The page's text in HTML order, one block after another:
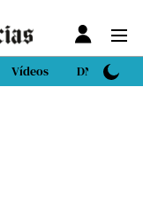
Vídeos DN Sport